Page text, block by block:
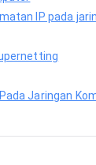
IP pada
Jaringan